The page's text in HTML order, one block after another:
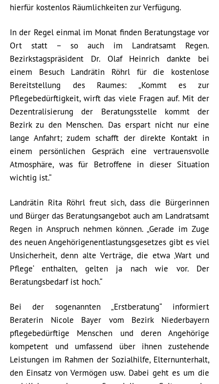
hierfür kostenlos Räumlichkeiten zur Verfügung.
In der Regel einmal im Monat finden Beratungstage vor
Ort statt – so auch im Landratsamt Regen.
Bezirkstagspräsident Dr. Olaf Heinrich dankte bei
einem Besuch Landrätin Röhrl für die kostenlose
Bereitstellung des Raumes: „Kommt es zur
Pflegebedürftigkeit, wirft das viele Fragen auf. Mit der
Dezentralisierung der Beratungsstelle kommt der
Bezirk zu den Menschen. Das erspart nicht nur eine
lange Anfahrt; zudem schafft der direkte Kontakt in
einem persönlichen Gespräch eine vertrauensvolle
Atmosphäre, was für Betroffene in dieser Situation
wichtig ist.“
Landrätin Rita Röhrl freut sich, dass die Bürgerinnen
und Bürger das Beratungsangebot auch am Landratsamt
Regen in Anspruch nehmen können. „Gerade im Zuge
des neuen Angehörigenentlastungsgesetzes gibt es viel
Unsicherheit, denn alte Verträge, die etwa ‚Wart und
Pflege‘ enthalten, gelten ja nach wie vor. Der
Beratungsbedarf ist hoch.“
Bei der sogenannten „Erstberatung“ informiert
Beraterin Nicole Bayer vom Bezirk Niederbayern
pflegebedürftige Menschen und deren Angehörige
kompetent und umfassend über ihnen zustehende
Leistungen im Rahmen der Sozialhilfe, Elternunterhalt,
den Einsatz von Vermögen usw. Dabei geht es um die